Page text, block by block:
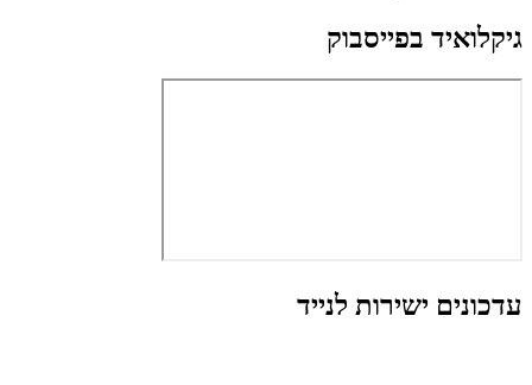
גיקלואיד בפייסבוק
עדכונים ישירות לנייד